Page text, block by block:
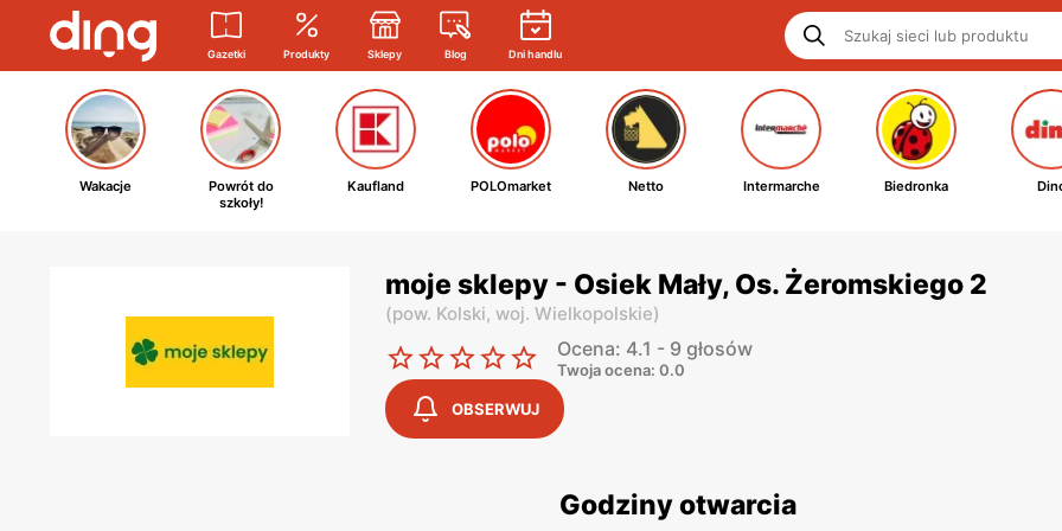
Gazetki Produkty Sklepy Blog Dni handlu
Wakacje
Powrót do
szkoły!
Kaufland POLOmarket Netto Intermarche Biedronka
moje sklepy - Osiek Mały, Os. Żeromskiego 2
(pow. Kolski, woj. Wielkopolskie)
Ocena: 4.1 - 9 głosów
Twoja ocena: 0.0
OBSERWUJ
Godziny otwarcia